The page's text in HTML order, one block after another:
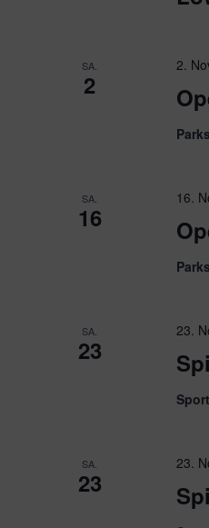
SA.
2
2.
SA.
16
16.
SA.
23
23.
SA.
23
23.